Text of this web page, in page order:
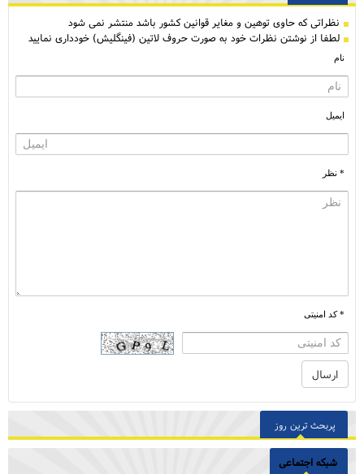
نظراتی كه حاوی توهین و مغایر قوانین کشور باشد منتشر نمی شود
لطفا از نوشتن نظرات خود به صورت حروف لاتین (فینگلیش) خودداری نمایید
نام
ایمیل
* نظر
* کد امنیتی
پربحث ترین روز
شبکه اجتماعی